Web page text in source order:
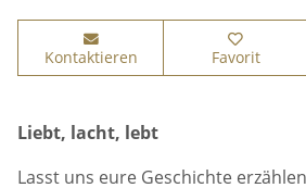
Kontaktieren Favorit
Liebt, lacht, lebt
Lasst uns eure Geschichte erzählen